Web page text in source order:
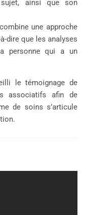
ainsi que son
une approche
dire que les analyses
personne qui a un
le témoignage de
associatifs afin de
de soins s’articule